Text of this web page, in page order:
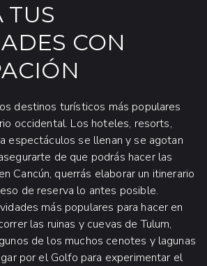
TUS
CON
destinos turísticos más populares
occidental. Los hoteles, resorts,
espectáculos se llenan y se agotan
de que podrás hacer las
Cancún, querrás elaborar un itinerario
de reserva lo antes posible.
más populares para hacer en
las ruinas y cuevas de Tulum,
de los muchos cenotes y lagunas
por el Golfo para experimentar el